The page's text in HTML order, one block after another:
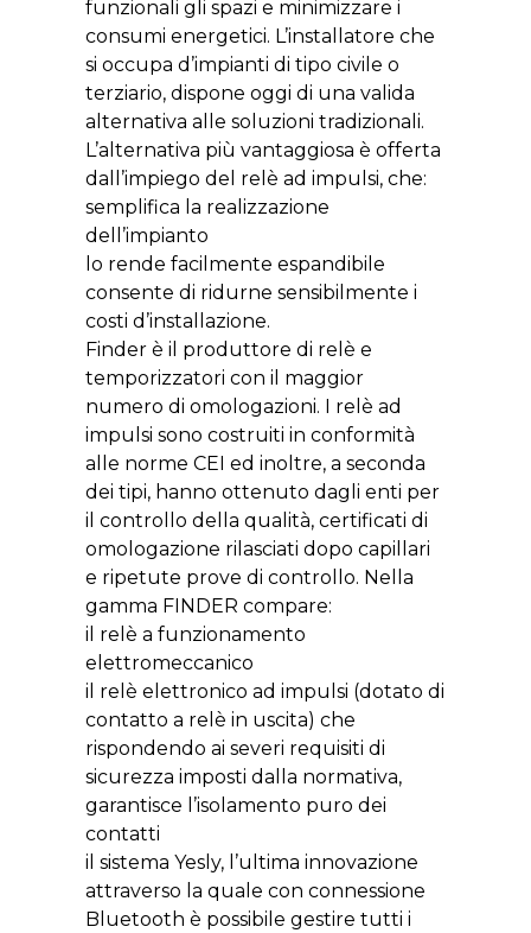
funzionali gli spazi e minimizzare i
consumi energetici. L’installatore che
si occupa d’impianti di tipo civile o
terziario, dispone oggi di una valida
alternativa alle soluzioni tradizionali.
L’alternativa più vantaggiosa è offerta
dall’impiego del relè ad impulsi, che:
semplifica la realizzazione
dell’impianto
lo rende facilmente espandibile
consente di ridurne sensibilmente i
costi d’installazione.
Finder è il produttore di relè e
temporizzatori con il maggior
numero di omologazioni. I relè ad
impulsi sono costruiti in conformità
alle norme CEI ed inoltre, a seconda
dei tipi, hanno ottenuto dagli enti per
il controllo della qualità, certificati di
omologazione rilasciati dopo capillari
e ripetute prove di controllo. Nella
gamma FINDER compare:
il relè a funzionamento
elettromeccanico
il relè elettronico ad impulsi (dotato di
contatto a relè in uscita) che
rispondendo ai severi requisiti di
sicurezza imposti dalla normativa,
garantisce l’isolamento puro dei
contatti
il sistema Yesly, l’ultima innovazione
attraverso la quale con connessione
Bluetooth è possibile gestire tutti i